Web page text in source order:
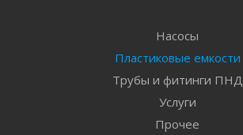
Насосы
Пластиковые емкости
Трубы и фитинги ПНД
Услуги
Прочее